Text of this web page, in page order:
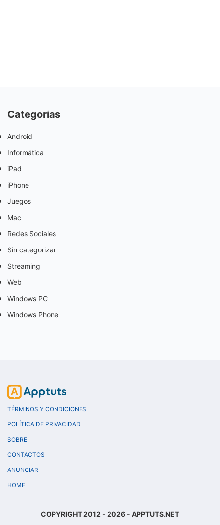
Categorias
Android
Informática
iPad
iPhone
Juegos
Mac
Redes Sociales
Sin categorizar
Streaming
Web
Windows PC
Windows Phone
TÉRMINOS Y CONDICIONES
POLÍTICA DE PRIVACIDAD
SOBRE
CONTACTOS
ANUNCIAR
HOME
COPYRIGHT 2012 - 2026 - APPTUTS.NET